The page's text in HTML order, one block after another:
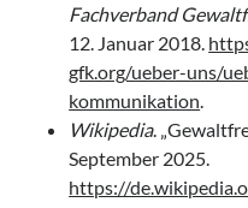
Fachverband
12. Januar 2018.
gfk.org/ueber-uns/
kommunikation
Wikipedia.
September 2025.
https://